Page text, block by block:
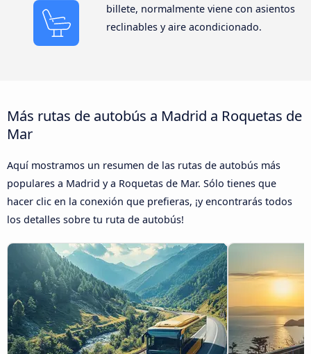
billete, normalmente viene con asientos
reclinables y aire acondicionado.
Más rutas de autobús a Madrid a Roquetas de
Mar
Aquí mostramos un resumen de las rutas de autobús más
populares a Madrid y a Roquetas de Mar. Sólo tienes que
hacer clic en la conexión que prefieras, ¡y encontrarás todos
los detalles sobre tu ruta de autobús!